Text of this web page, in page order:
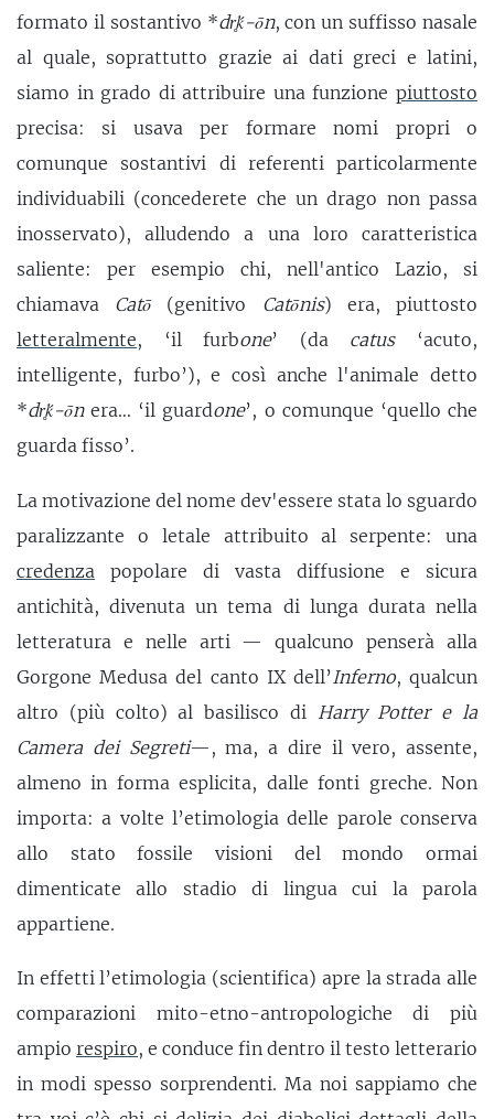
formato il sostantivo *dr̥ḱ-ōn, con un suffisso nasale
al quale, soprattutto grazie ai dati greci e latini,
siamo in grado di attribuire una funzione piuttosto
precisa: si usava per formare nomi propri o
comunque sostantivi di referenti particolarmente
individuabili (concederete che un drago non passa
inosservato), alludendo a una loro caratteristica
saliente: per esempio chi, nell'antico Lazio, si
chiamava Catō(genitivo Catōnis) era, piuttosto
letteralmente, ‘il furbone’ (da catus‘acuto,
intelligente, furbo’), e così anche l'animale detto
*dr̥ḱ-ōnera… ‘il guardone’, o comunque ‘quello che
guarda fisso’.
La motivazione del nome dev'essere stata lo sguardo
paralizzante o letale attribuito al serpente: una
credenza popolare di vasta diffusione e sicura
antichità, divenuta un tema di lunga durata nella
letteratura e nelle arti — qualcuno penserà alla
Gorgone Medusa del canto IX dell’Inferno, qualcun
altro (più colto) al basilisco di
Harry Potter e la
Camera dei Segreti—, ma, a dire il vero, assente,
almeno in forma esplicita, dalle fonti greche. Non
importa: a volte l’etimologia delle parole conserva
allo stato fossile visioni del mondo ormai
dimenticate allo stadio di lingua cui la parola
appartiene.
In effetti l’etimologia (scientifica) apre la strada alle
comparazioni mito-etno-antropologiche di più
ampio respiro, e conduce fin dentro il testo letterario
in modi spesso sorprendenti. Ma noi sappiamo che